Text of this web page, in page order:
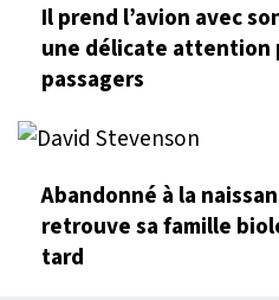
Il prend l’avion avec
une délicate attention
passagers
Abandonné à la
retrouve sa famille
tard